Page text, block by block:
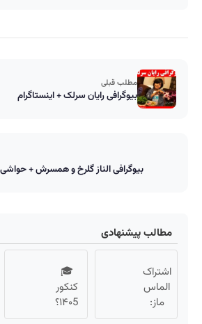
مطلب قبلی
بیوگرافی رایان سرلک + اینستاگرام
بیوگرافی الناز گلرخ و همسرش + حواشی
مطالب پیشنهادی
اشتراک
الماس
ماز:
موفقیت
🎓
کنکور
۱۴۰5؟
ماز